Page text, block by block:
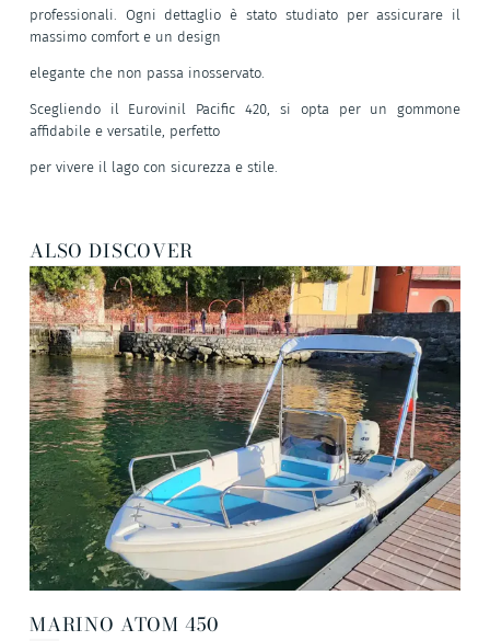
professionali. Ogni dettaglio è stato studiato per assicurare il
massimo comfort e un design
elegante che non passa inosservato.
Scegliendo il Eurovinil Pacific 420, si opta per un gommone
affidabile e versatile, perfetto
per vivere il lago con sicurezza e stile.
ALSO DISCOVER
MARINO ATOM 450